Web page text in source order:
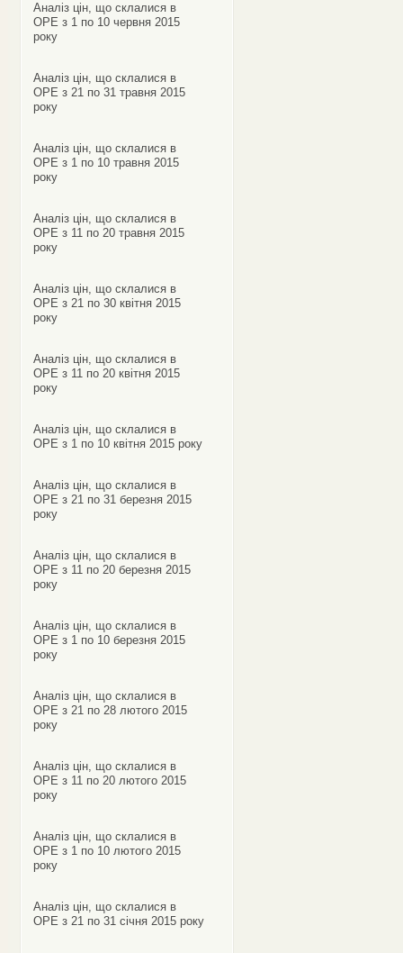
Аналіз цін, що склалися в
ОРЕ з 1 по 10 червня 2015
року
Аналіз цін, що склалися в
ОРЕ з 21 по 31 травня 2015
року
Аналіз цін, що склалися в
ОРЕ з 1 по 10 травня 2015
року
Аналіз цін, що склалися в
ОРЕ з 11 по 20 травня 2015
року
Аналіз цін, що склалися в
ОРЕ з 21 по 30 квітня 2015
року
Аналіз цін, що склалися в
ОРЕ з 11 по 20 квітня 2015
року
Аналіз цін, що склалися в
ОРЕ з 1 по 10 квітня 2015 року
Аналіз цін, що склалися в
ОРЕ з 21 по 31 березня 2015
року
Аналіз цін, що склалися в
ОРЕ з 11 по 20 березня 2015
року
Аналіз цін, що склалися в
ОРЕ з 1 по 10 березня 2015
року
Аналіз цін, що склалися в
ОРЕ з 21 по 28 лютого 2015
року
Аналіз цін, що склалися в
ОРЕ з 11 по 20 лютого 2015
року
Аналіз цін, що склалися в
ОРЕ з 1 по 10 лютого 2015
року
Аналіз цін, що склалися в
ОРЕ з 21 по 31 січня 2015 року